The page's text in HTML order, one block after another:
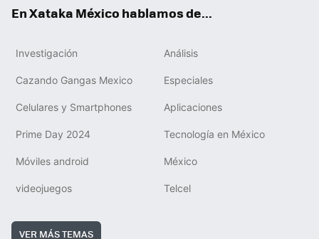
En Xataka México hablamos de...
Investigación Análisis
Cazando Gangas Mexico Especiales
Celulares y Smartphones Aplicaciones
Prime Day 2024 Tecnología en México
Móviles android México
videojuegos Telcel
VER MÁS TEMAS